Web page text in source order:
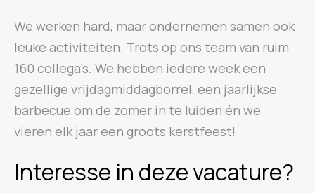
We werken hard, maar ondernemen samen ook
leuke activiteiten. Trots op ons team van ruim
160 collega’s. We hebben iedere week een
gezellige vrijdagmiddagborrel, een jaarlijkse
barbecue om de zomer in te luiden én we
vieren elk jaar een groots kerstfeest!
Interesse in deze vacature?